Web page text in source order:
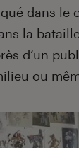
dans le
la
d’un
ou